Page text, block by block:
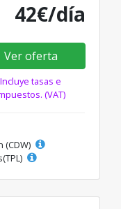
42€/día
Ver oferta
Incluye tasas e
(VAT)
(CDW)